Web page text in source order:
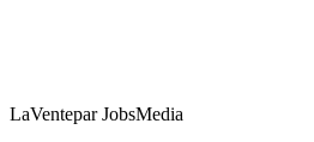
LaVentepar JobsMedia